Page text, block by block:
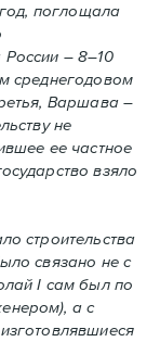
поглощала
– 8–10
среднегодовом
Варшава –
не
ее частное
взяло
строительства
связано не с
I сам был по
а с